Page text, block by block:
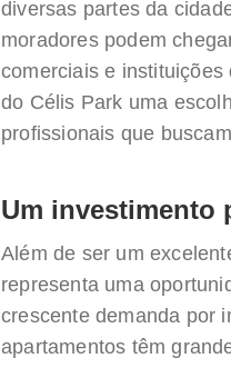
diversas partes da
moradores podem
comerciais e instituições
do Célis Park uma
profissionais que
Um investimento
Além de ser um
representa uma
crescente demanda por
apartamentos têm